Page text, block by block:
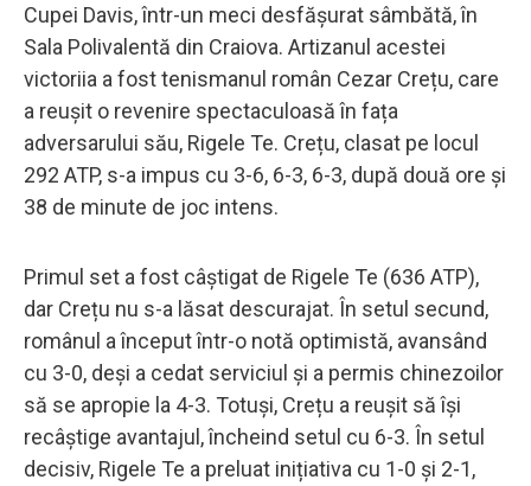
Cupei Davis, într-un meci desfășurat sâmbătă, în
Sala Polivalentă din Craiova. Artizanul acestei
victoriia a fost tenismanul român Cezar Crețu, care
a reușit o revenire spectaculoasă în fața
adversarului său, Rigele Te. Crețu, clasat pe locul
292 ATP, s-a impus cu 3-6, 6-3, 6-3, după două ore și
38 de minute de joc intens.
Primul set a fost câștigat de Rigele Te (636 ATP),
dar Crețu nu s-a lăsat descurajat. În setul secund,
românul a început într-o notă optimistă, avansând
cu 3-0, deși a cedat serviciul și a permis chinezoilor
să se apropie la 4-3. Totuși, Crețu a reușit să își
recâștige avantajul, încheind setul cu 6-3. În setul
decisiv, Rigele Te a preluat inițiativa cu 1-0 și 2-1,